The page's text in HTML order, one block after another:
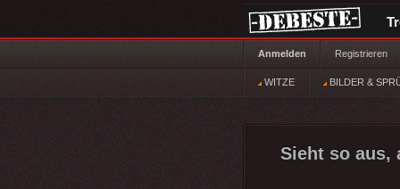
Anmelden Registrieren
WITZE BILDER &
Sieht so aus,